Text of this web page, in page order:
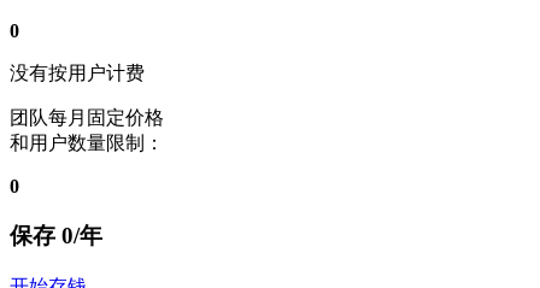
0
没有按用户计费
团队每月固定价格
和用户数量限制：
0
保存 0/年